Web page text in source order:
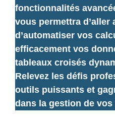
fonctionnalités
vous permettra d’aller
d’automatiser vos
efficacement vos
tableaux croisés
Relevez les défis
outils puissants et
dans la gestion de